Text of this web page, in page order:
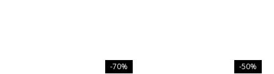
-70% -50%